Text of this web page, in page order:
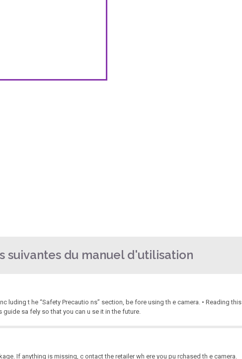
suivantes du manuel d'utilisation
luding t he “Safety Precautio ns” section, be fore using th e camera. • Reading this
guide sa fely so that you can u se it in the future.
If anything is missing, c ontact the retailer wh ere you pu rchased th e camera.